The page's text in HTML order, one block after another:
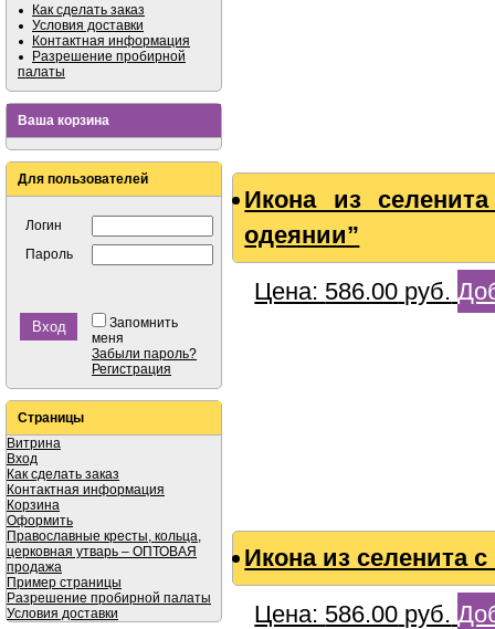
Как сделать заказ
Условия доставки
Контактная информация
Разрешение пробирной
палаты
Ваша корзина
Для пользователей
Логин
Пароль
Запомнить
меня
Забыли пароль?
Регистрация
Страницы
Витрина
Вход
Как сделать заказ
Контактная информация
Корзина
Оформить
Православные кресты, кольца,
церковная утварь – ОПТОВАЯ
продажа
Пример страницы
Разрешение пробирной палаты
Условия доставки
Икона из
одеянии”
Цена: 586.00 руб.
Икона из селенита
Цена: 586.00 руб.